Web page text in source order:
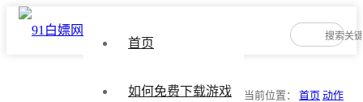
首页
如何免费下载游戏 当前位置： 首页 动作